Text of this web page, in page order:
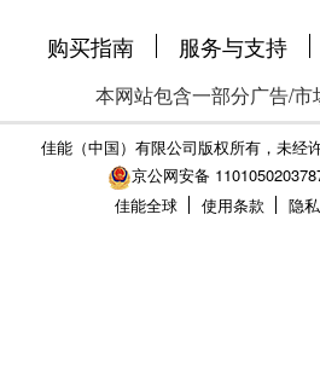
购买指南 服务与支持
本网站包含一部分广告/
佳能（中国）有限公司版权所有，未经
京公网安备
佳能全球
使用条款 隐